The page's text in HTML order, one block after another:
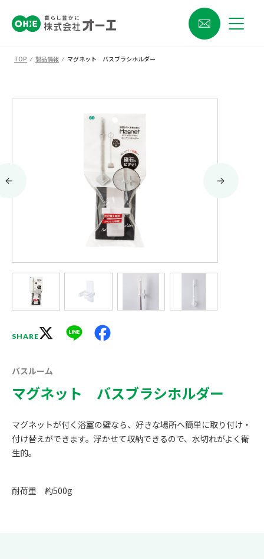
TOP ⁄ 製品情報 ⁄ マグネット バスブラシホルダー
SHARE Line
バスルーム
マグネット バスブラシホルダー
マグネットが付く浴室の壁なら、好きな場所へ簡単に取り付け・
付け替えができます。浮かせて収納できるので、水切れがよく衛
生的。
耐荷重 約500g